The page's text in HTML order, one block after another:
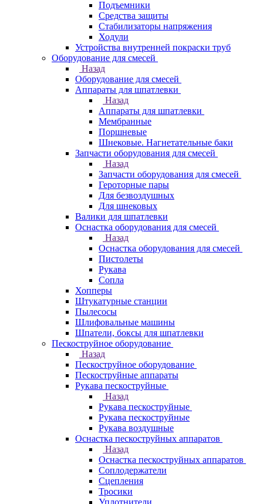
Подъемники
Средства защиты
Стабилизаторы напряжения
Ходули
Устройства внутренней покраски труб
Оборудование для смесей
Назад
Оборудование для смесей
Аппараты для шпатлевки
Назад
Аппараты для шпатлевки
Мембранные
Поршневые
Шнековые. Нагнетательные баки
Запчасти оборудования для смесей
Назад
Запчасти оборудования для смесей
Героторные пары
Для безвоздушных
Для шнековых
Валики для шпатлевки
Оснастка оборудования для смесей
Назад
Оснастка оборудования для смесей
Пистолеты
Рукава
Сопла
Хопперы
Штукатурные станции
Пылесосы
Шлифовальные машины
Шпатели, боксы для шпатлевки
Пескоструйное оборудование
Назад
Пескоструйное оборудование
Пескоструйные аппараты
Рукава пескоструйные
Назад
Рукава пескоструйные
Рукава пескоструйные
Рукава воздушные
Оснастка пескоструйных аппаратов
Назад
Оснастка пескоструйных аппаратов
Соплодержатели
Сцепления
Тросики
Уплотнители